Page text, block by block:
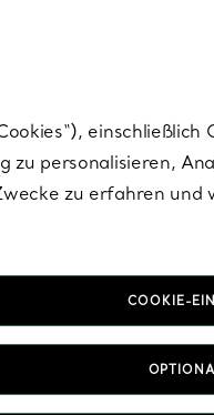
personalisieren,
zu erfahren
COOKIE-